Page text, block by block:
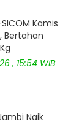
Kamis
Bertahan
, 15:54 WIB
Naik